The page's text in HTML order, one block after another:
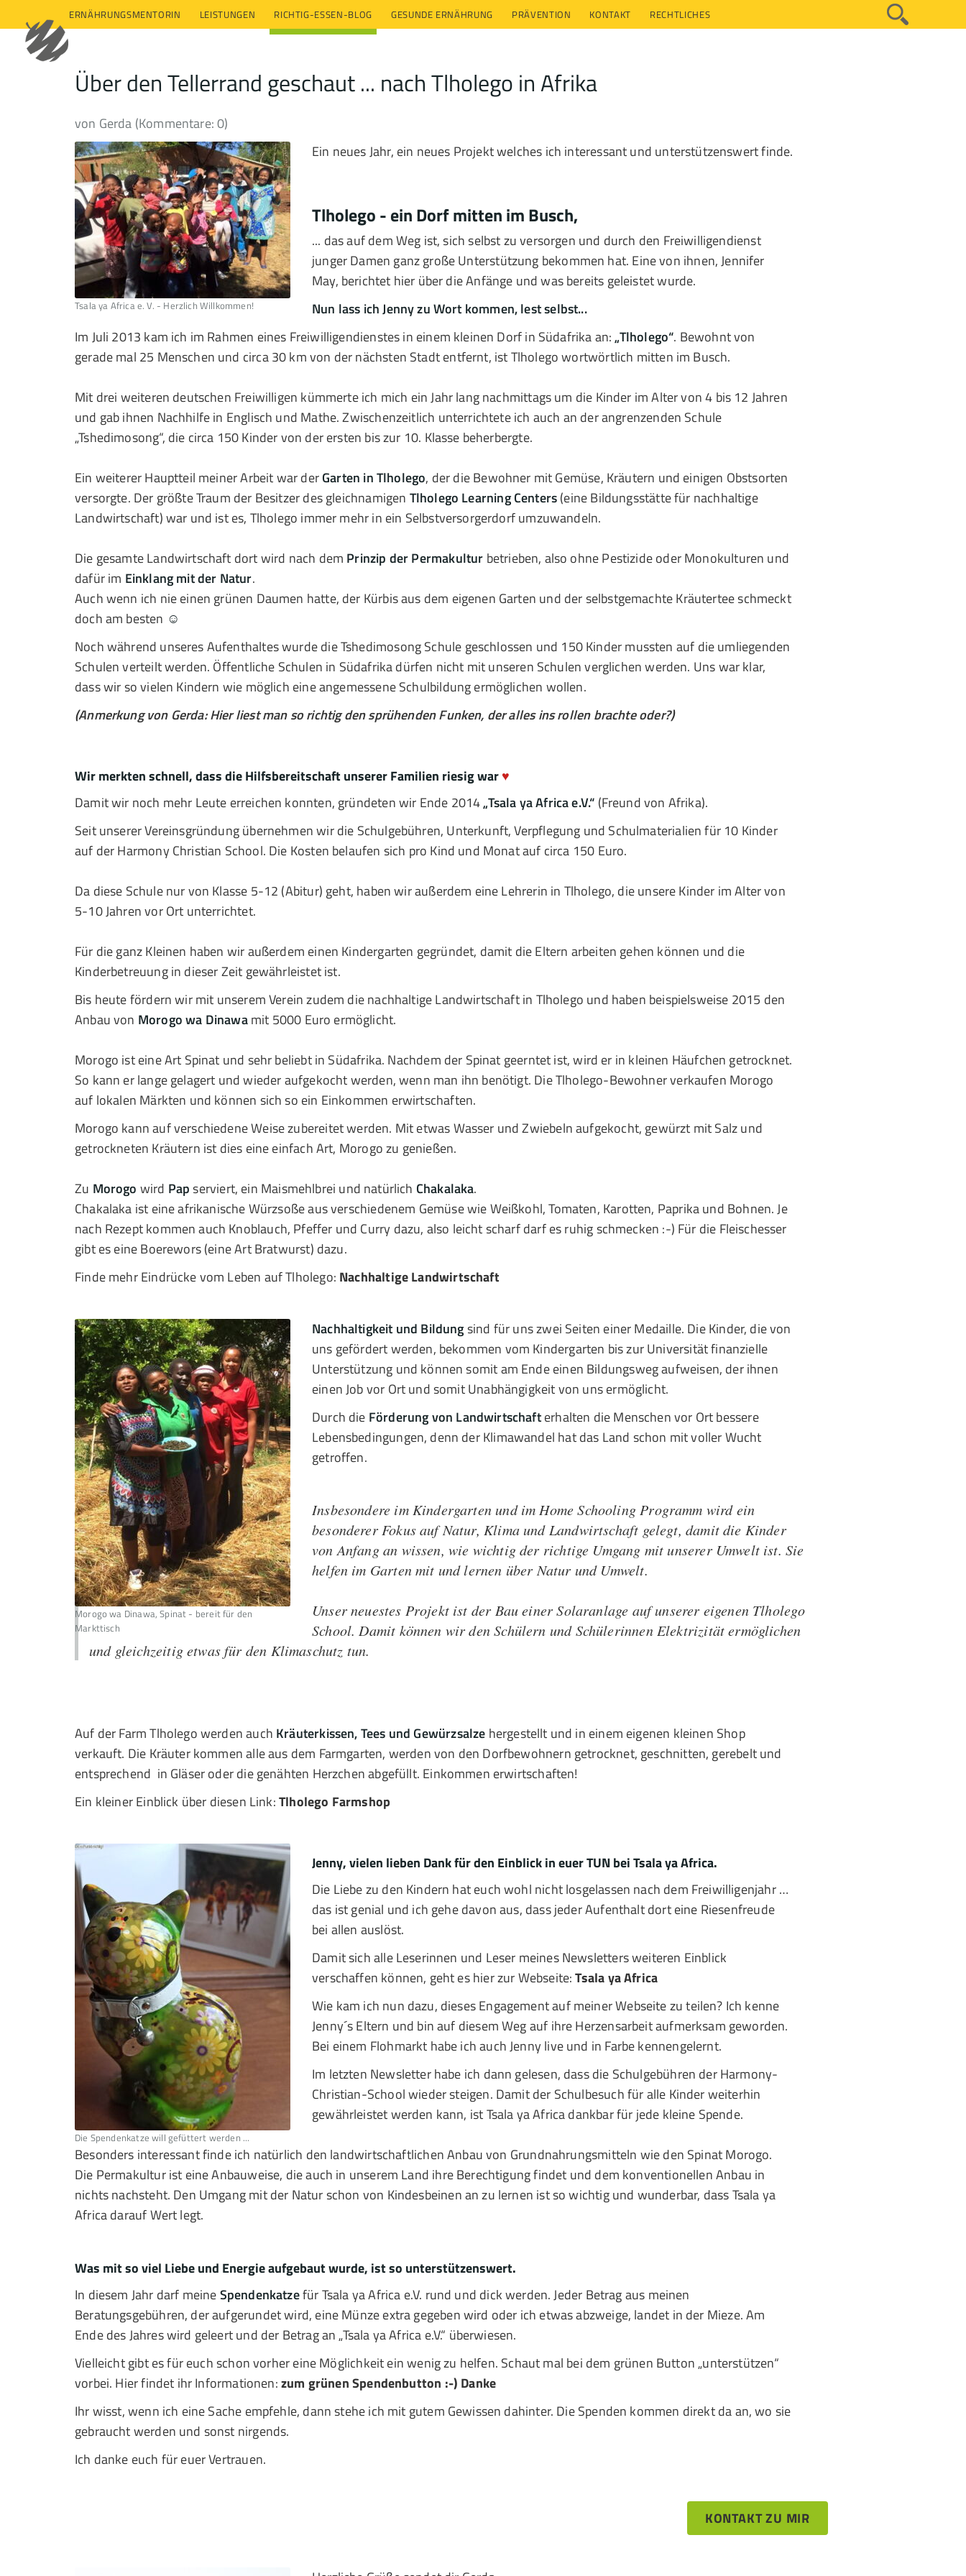
ERNÄHRUNGSMENTORIN LEISTUNGEN RICHTIG-ESSEN-BLOG GESUNDE ERNÄHRUNG PRÄVENTION KONTAKT RECHTLICHES
Über den Tellerrand geschaut ... nach Tlholego in Afrika
von Gerda (Kommentare: 0)
Tsala ya Africa e. V. - Herzlich Willkommen!
Ein neues Jahr, ein neues Projekt welches ich interessant und unterstützenswert finde.
Tlholego - ein Dorf mitten im Busch,
... das auf dem Weg ist, sich selbst zu versorgen und durch den Freiwilligendienst
junger Damen ganz große Unterstützung bekommen hat. Eine von ihnen, Jennifer
May, berichtet hier über die Anfänge und was bereits geleistet wurde.
Nun lass ich Jenny zu Wort kommen, lest selbst...
Im Juli 2013 kam ich im Rahmen eines Freiwilligendienstes in einem kleinen Dorf in Südafrika an:„Tlholego“. Bewohnt von
gerade mal 25 Menschen und circa 30 km von der nächsten Stadt entfernt, ist Tlholego wortwörtlich mitten im Busch.
Mit drei weiteren deutschen Freiwilligen kümmerte ich mich ein Jahr lang nachmittags um die Kinder im Alter von 4 bis 12 Jahren
und gab ihnen Nachhilfe in Englisch und Mathe. Zwischenzeitlich unterrichtete ich auch an der angrenzenden Schule
„Tshedimosong“, die circa 150 Kinder von der ersten bis zur 10. Klasse beherbergte.
Ein weiterer Hauptteil meiner Arbeit war derGarten in Tlholego, der die Bewohner mit Gemüse, Kräutern und einigen Obstsorten
versorgte. Der größte Traum der Besitzer des gleichnamigen Tlholego Learning Centers(eine Bildungsstätte für nachhaltige
Landwirtschaft) war und ist es, Tlholego immer mehr in ein Selbstversorgerdorf umzuwandeln.
Die gesamte Landwirtschaft dort wird nach dem Prinzip der Permakultur betrieben, also ohne Pestizide oder Monokulturen und
dafür im Einklang mit der Natur.
Auch wenn ich nie einen grünen Daumen hatte, der Kürbis aus dem eigenen Garten und der selbstgemachte Kräutertee schmeckt
doch am besten ☺
Noch während unseres Aufenthaltes wurde die Tshedimosong Schule geschlossen und 150 Kinder mussten auf die umliegenden
Schulen verteilt werden. Öffentliche Schulen in Südafrika dürfen nicht mit unseren Schulen verglichen werden. Uns war klar,
dass wir so vielen Kindern wie möglich eine angemessene Schulbildung ermöglichen wollen.
(Anmerkung von Gerda: Hier liest man so richtig den sprühenden Funken, der alles ins rollen brachte oder?)
Wir merkten schnell, dass die Hilfsbereitschaft unserer Familien riesig war♥
Damit wir noch mehr Leute erreichen konnten, gründeten wir Ende 2014„Tsala ya Africa e.V.“ (Freund von Afrika).
Seit unserer Vereinsgründung übernehmen wir die Schulgebühren, Unterkunft, Verpflegung und Schulmaterialien für 10 Kinder
auf der Harmony Christian School. Die Kosten belaufen sich pro Kind und Monat auf circa 150 Euro.
Da diese Schule nur von Klasse 5-12 (Abitur) geht, haben wir außerdem eine Lehrerin in Tlholego, die unsere Kinder im Alter von
5-10 Jahren vor Ort unterrichtet.
Für die ganz Kleinen haben wir außerdem einen Kindergarten gegründet, damit die Eltern arbeiten gehen können und die
Kinderbetreuung in dieser Zeit gewährleistet ist.
Bis heute fördern wir mit unserem Verein zudem die nachhaltige Landwirtschaft in Tlholego und haben beispielsweise 2015 den
Anbau von Morogo wa Dinawamit 5000 Euro ermöglicht.
Morogo ist eine Art Spinat und sehr beliebt in Südafrika. Nachdem der Spinat geerntet ist, wird er in kleinen Häufchen getrocknet.
So kann er lange gelagert und wieder aufgekocht werden, wenn man ihn benötigt. Die Tlholego-Bewohner verkaufen Morogo
auf lokalen Märkten und können sich so ein Einkommen erwirtschaften.
Morogo kann auf verschiedene Weise zubereitet werden. Mit etwas Wasser und Zwiebeln aufgekocht, gewürzt mit Salz und
getrockneten Kräutern ist dies eine einfach Art, Morogo zu genießen.
Zu Morogo wird Papserviert, ein Maismehlbrei und natürlich Chakalaka.
Chakalaka ist eine afrikanische Würzsoße aus verschiedenem Gemüse wie Weißkohl, Tomaten, Karotten, Paprika und Bohnen. Je
nach Rezept kommen auch Knoblauch, Pfeffer und Curry dazu, also leicht scharf darf es ruhig schmecken :-) Für die Fleischesser
gibt es eine Boerewors (eine Art Bratwurst) dazu.
Finde mehr Eindrücke vom Leben auf Tlholego: Nachhaltige Landwirtschaft
Morogo wa Dinawa, Spinat - bereit für den
Markttisch
Nachhaltigkeit und Bildungsind für uns zwei Seiten einer Medaille. Die Kinder, die von
uns gefördert werden, bekommen vom Kindergarten bis zur Universität finanzielle
Unterstützung und können somit am Ende einen Bildungsweg aufweisen, der ihnen
einen Job vor Ort und somit Unabhängigkeit von uns ermöglicht.
Durch die Förderung von Landwirtschafterhalten die Menschen vor Ort bessere
Lebensbedingungen, denn der Klimawandel hat das Land schon mit voller Wucht
getroffen.
Insbesondere im Kindergarten und im Home Schooling Programm wird ein
besonderer Fokus auf Natur, Klima und Landwirtschaft gelegt, damit die Kinder
von Anfang an wissen, wie wichtig der richtige Umgang mit unserer Umwelt ist. Sie
helfen im Garten mit und lernen über Natur und Umwelt.
Unser neuestes Projekt ist der Bau einer Solaranlage auf unserer eigenen Tlholego
School. Damit können wir den Schülern und Schülerinnen Elektrizität ermöglichen
und gleichzeitig etwas für den Klimaschutz tun.
Auf der Farm Tlholego werden auch Kräuterkissen, Tees und Gewürzsalze hergestellt und in einem eigenen kleinen Shop
verkauft. Die Kräuter kommen alle aus dem Farmgarten, werden von den Dorfbewohnern getrocknet, geschnitten, gerebelt und
entsprechend in Gläser oder die genähten Herzchen abgefüllt. Einkommen erwirtschaften!
Ein kleiner Einblick über diesen Link:Tlholego Farmshop
Die Spendenkatze will gefüttert werden ...
Jenny, vielen lieben Dank für den Einblick in euer TUN bei Tsala ya Africa.
Die Liebe zu den Kindern hat euch wohl nicht losgelassen nach dem Freiwilligenjahr …
das ist genial und ich gehe davon aus, dass jeder Aufenthalt dort eine Riesenfreude
bei allen auslöst.
Damit sich alle Leserinnen und Leser meines Newsletters weiteren Einblick
verschaffen können, geht es hier zur Webseite:Tsala ya Africa
Wie kam ich nun dazu, dieses Engagement auf meiner Webseite zu teilen? Ich kenne
Jenny´s Eltern und bin auf diesem Weg auf ihre Herzensarbeit aufmerksam geworden.
Bei einem Flohmarkt habe ich auch Jenny live und in Farbe kennengelernt.
Im letzten Newsletter habe ich dann gelesen, dass die Schulgebühren der Harmony-
Christian-School wieder steigen. Damit der Schulbesuch für alle Kinder weiterhin
gewährleistet werden kann, ist Tsala ya Africa dankbar für jede kleine Spende.
Besonders interessant finde ich natürlich den landwirtschaftlichen Anbau von Grundnahrungsmitteln wie den Spinat Morogo.
Die Permakultur ist eine Anbauweise, die auch in unserem Land ihre Berechtigung findet und dem konventionellen Anbau in
nichts nachsteht. Den Umgang mit der Natur schon von Kindesbeinen an zu lernen ist so wichtig und wunderbar, dass Tsala ya
Africa darauf Wert legt.
Was mit so viel Liebe und Energie aufgebaut wurde, ist so unterstützenswert.
In diesem Jahr darf meineSpendenkatzefür Tsala ya Africa e.V. rund und dick werden. Jeder Betrag aus meinen
Beratungsgebühren, der aufgerundet wird, eine Münze extra gegeben wird oder ich etwas abzweige, landet in der Mieze. Am
Ende des Jahres wird geleert und der Betrag an „Tsala ya Africa e.V.“ überwiesen.
Vielleicht gibt es für euch schon vorher eine Möglichkeit ein wenig zu helfen. Schaut mal bei dem grünen Button „unterstützen“
vorbei. Hier findet ihr Informationen:zum grünen Spendenbutton :-) Danke
Ihr wisst, wenn ich eine Sache empfehle, dann stehe ich mit gutem Gewissen dahinter. Die Spenden kommen direkt da an, wo sie
gebraucht werden und sonst nirgends.
Ich danke euch für euer Vertrauen.
KONTAKT ZU MIR